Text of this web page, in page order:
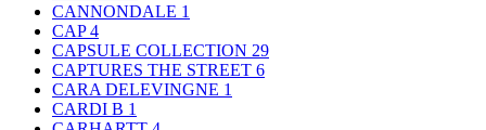
CANNONDALE 1
CAP4
CAPSULE COLLECTION 29
CAPTURES THE STREET 6
CARA DELEVINGNE 1
CARDI B 1